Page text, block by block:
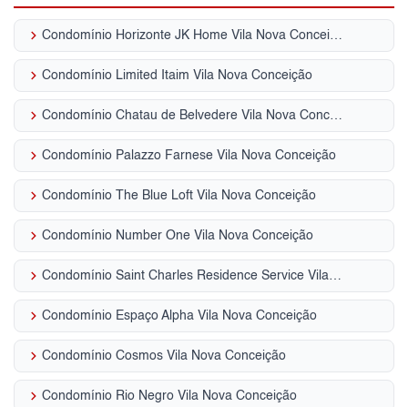
keyboard_arrow_right Condomínio Horizonte JK Home Vila Nova Conceição
keyboard_arrow_right Condomínio Limited Itaim Vila Nova Conceição
keyboard_arrow_right Condomínio Chatau de Belvedere Vila Nova Conceição
keyboard_arrow_right Condomínio Palazzo Farnese Vila Nova Conceição
keyboard_arrow_right Condomínio The Blue Loft Vila Nova Conceição
keyboard_arrow_right Condomínio Number One Vila Nova Conceição
keyboard_arrow_right Condomínio Saint Charles Residence Service Vila Nova Conceição
keyboard_arrow_right Condomínio Espaço Alpha Vila Nova Conceição
keyboard_arrow_right Condomínio Cosmos Vila Nova Conceição
keyboard_arrow_right Condomínio Rio Negro Vila Nova Conceição